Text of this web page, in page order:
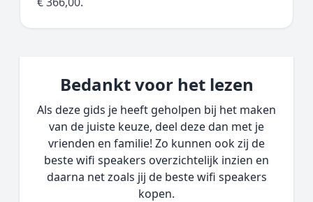
Bedankt voor het lezen
Als deze gids je heeft geholpen bij het maken
van de juiste keuze, deel deze dan met je
vrienden en familie! Zo kunnen ook zij de
beste wifi speakers overzichtelijk inzien en
daarna net zoals jij de beste wifi speakers
kopen.